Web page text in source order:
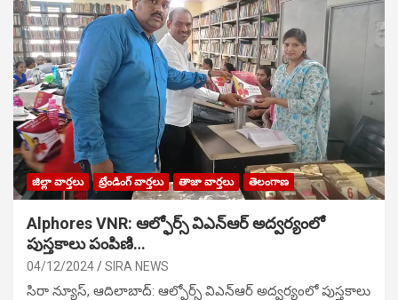
జిల్లా వార్తలు ట్రేండింగ్ వార్తలు తాజా వార్తలు తెలంగాణ
Alphores VNR: ఆల్ఫోర్స్ విఎన్ఆర్ అద్వర్యంలో
పుస్తకాలు పంపిణి…
04/12/2024 SIRA NEWS
సిరా న్యూస్, ఆదిలాబాద్: ఆల్ఫోర్స్ విఎన్ఆర్ అద్వర్యంలో పుస్తకాలు